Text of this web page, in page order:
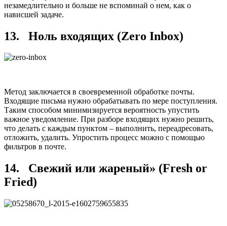
незамедлительно и больше не вспоминай о нем, как о
нависшей задаче.
13. Ноль входящих (Zero Inbox)
Метод заключается в своевременной обработке почты.
Входящие письма нужно обрабатывать по мере поступления.
Таким способом минимизируется вероятность упустить
важное уведомление. При разборе входящих нужно решить,
что делать с каждым пунктом – выполнить, переадресовать,
отложить, удалить. Упростить процесс можно с помощью
фильтров в почте.
14. Свежий или жареный» (Fresh or
Fried)